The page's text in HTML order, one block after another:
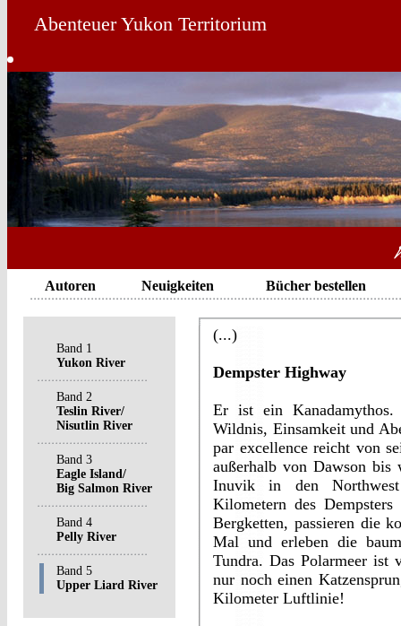
Abenteuer Yukon Territorium
Autoren Neuigkeiten Bücher bestellen
Band 1
Yukon River
Band 2
Teslin River/
Nisutlin River
Band 3
Eagle Island/
Big Salmon River
Band 4
Pelly River
Band 5
Upper Liard River
(...)
Dempster Highway
Er ist ein
Wildnis, Einsamkeit und
par excellence reicht von
außerhalb von Dawson bis
Inuvik in den
Kilometern des
Bergketten, passieren die
Mal und erleben die
Tundra. Das Polarmeer
nur noch einen
Kilometer Luftlinie!